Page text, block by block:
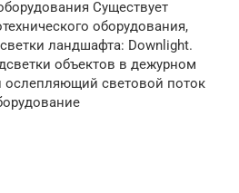
Существует
оборудования,
ландшафта: Downlight.
объектов в дежурном
световой поток